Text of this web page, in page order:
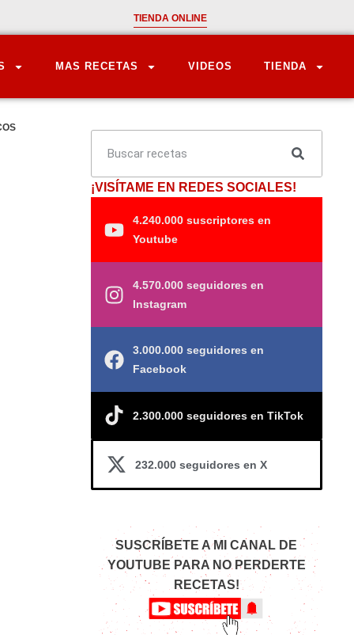
TIENDA ONLINE
MAS RECETAS VIDEOS TIENDA
¡VISÍTAME EN REDES SOCIALES!
4.240.000 suscriptores en
Youtube
4.570.000 seguidores en
Instagram
3.000.000 seguidores en
Facebook
2.300.000 seguidores en TikTok
232.000 seguidores en X
SUSCRÍBETE A MI CANAL DE
YOUTUBE PARA NO PERDERTE
RECETAS!